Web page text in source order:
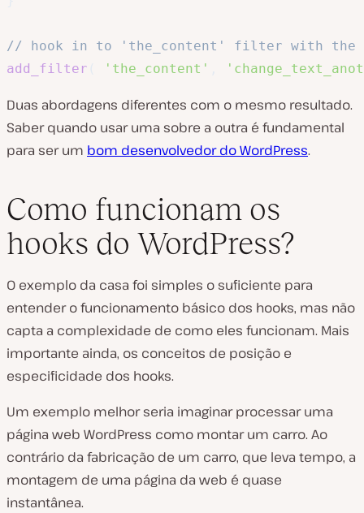
// hook in to 'the_content' filter with the
add_filter
'the_content'
Duas abordagens diferentes com o mesmo resultado.
Saber quando usar uma sobre a outra é fundamental
para ser um bom desenvolvedor do WordPress.
Como funcionam os
hooks do WordPress?
O exemplo da casa foi simples o suficiente para
entender o funcionamento básico dos hooks, mas não
capta a complexidade de como eles funcionam. Mais
importante ainda, os conceitos de posição e
especificidade dos hooks.
Um exemplo melhor seria imaginar processar uma
página web WordPress como montar um carro. Ao
contrário da fabricação de um carro, que leva tempo, a
montagem de uma página da web é quase
instantânea.